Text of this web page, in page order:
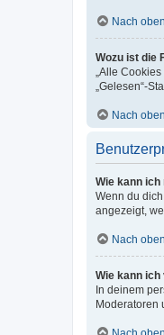
Nach oben
Wozu ist die
„Alle
„Gelesen“-
Nach oben
Wie kann
Wenn du
angezeigt,
Nach oben
Wie kann
In deinem
Moderatoren